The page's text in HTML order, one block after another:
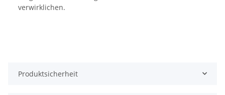
verwirklichen.
Produktsicherheit